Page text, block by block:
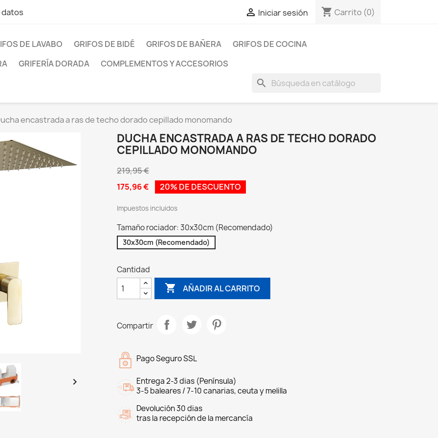
datos  Iniciar sesión shopping_cart Carrito (0)
DE LAVABO GRIFOS DE BIDÉ GRIFOS DE BAÑERA
GRIFOS DE COCINA
GRIFERÍA DORADA COMPLEMENTOS Y ACCESORIOS
search
encastrada a ras de techo dorado cepillado monomando

DUCHA ENCASTRADA A RAS DE TECHO DORADO
CEPILLADO MONOMANDO
219,95 €
175,96 €
20% DE DESCUENTO
Impuestos incluidos
Tamaño rociador: 30x30cm (Recomendado)
30x30cm (Recomendado)
Cantidad
 AÑADIR AL CARRITO
Compartir
Pago Seguro SSL
Entrega 2-3 dias (Península)
3-5 baleares / 7-10 canarias, ceuta y melilla
Devolución 30 dias
tras la recepción de la mercancía